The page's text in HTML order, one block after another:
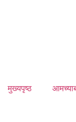
मुख्यपृष्ठ